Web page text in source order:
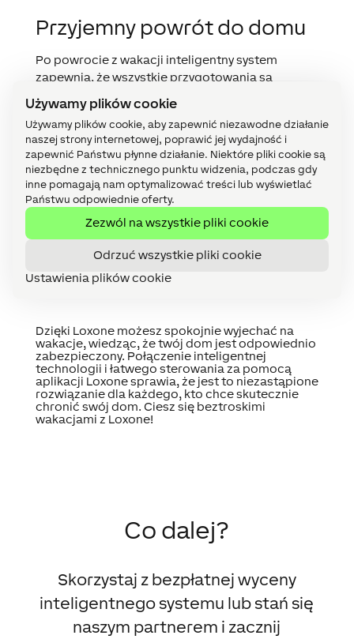
Używamy plików cookie
Używamy plików cookie, aby zapewnić niezawodne działanie
naszej strony internetowej, poprawić jej wydajność i
zapewnić Państwu płynne działanie. Niektóre pliki cookie są
niezbędne z technicznego punktu widzenia, podczas gdy
inne pomagają nam optymalizować treści lub wyświetlać
Państwu odpowiednie oferty.
Zezwól na wszystkie pliki cookie
Odrzuć wszystkie pliki cookie
Ustawienia plików cookie
Przyjemny powrót do domu
Po powrocie z wakacji inteligentny system
zapewnia, że wszystkie przygotowania są
naprawdę jak w domu. Wentylacja i pompa ciepła
są ponownie aktywowane, przywracając
pożądany klimat w pomieszczeniach.Urządzenia
w trybie czuwania są ponownie włączane
temperatura w całym domu zostaje przywrócona
dokomfortowego poziomu
mieszkańcy mogą natychmiast cieszyć się
ciepłym powitaniem, bez konieczności
manualnego dostosowywania wszystkich
Dzięki Loxone możesz spokojnie wyjechać na
wakacje, wiedząc, że twój dom jest odpowiednio
zabezpieczony. Połączenie inteligentnej
technologii i łatwego sterowania za pomocą
aplikacji Loxone sprawia, że jest to niezastąpione
rozwiązanie dla każdego, kto chce skutecznie
chronić swój dom. Ciesz się beztroskimi
wakacjami z Loxone!
Co dalej?
Skorzystaj z bezpłatnej wyceny
inteligentnego systemu lub stań się
naszym partnerem i zacznij